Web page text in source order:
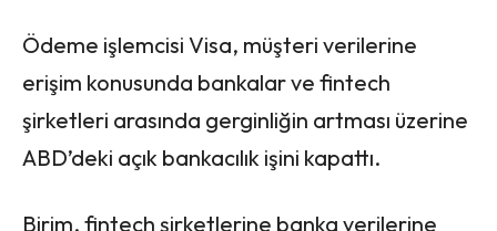
Ödeme işlemcisi Visa, müşteri verilerine
erişim konusunda bankalar ve fintech
şirketleri arasında gerginliğin artması üzerine
ABD’deki açık bankacılık işini kapattı.
Birim, fintech şirketlerine banka verilerine